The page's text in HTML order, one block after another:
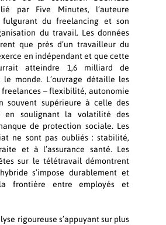
par Five Minutes, l’auteure
fulgurant du freelancing et son
du travail. Les données
que près d’un travailleur du
en indépendant et que cette
atteindre 1,6 milliard de
le monde. L’ouvrage détaille les
freelances – flexibilité, autonomie
souvent supérieure à celle des
en soulignant la volatilité des
de protection sociale. Les
ne sont pas oubliés : stabilité,
et à l’assurance santé. Les
sur le télétravail démontrent
s’impose durablement et
frontière entre employés et
rigoureuse s’appuyant sur plus